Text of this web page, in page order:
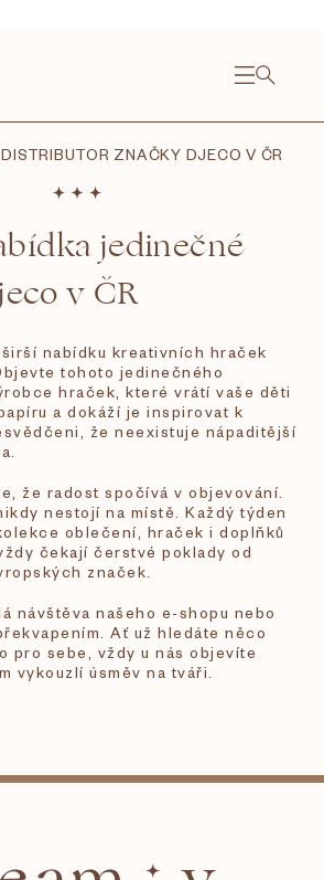
ZNAČKY DJECO V ČR
jedinečné
v ČR
nabídku kreativních hraček
tohoto jedinečného
hraček, které vrátí vaše děti
a dokáží je inspirovat k
že neexistuje nápaditější
že radost spočívá v objevování.
nestojí na místě. Každý týden
oblečení, hraček i doplňků
čekají čerstvé poklady od
značek.
návštěva našeho e-shopu nebo
Ať už hledáte něco
pro sebe, vždy u nás objevíte
vykouzlí úsměv na tváři.